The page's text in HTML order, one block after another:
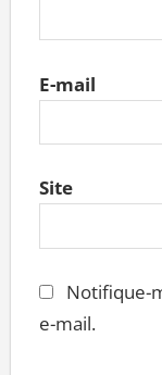
E-mail
Site
Notifique-
e-mail.